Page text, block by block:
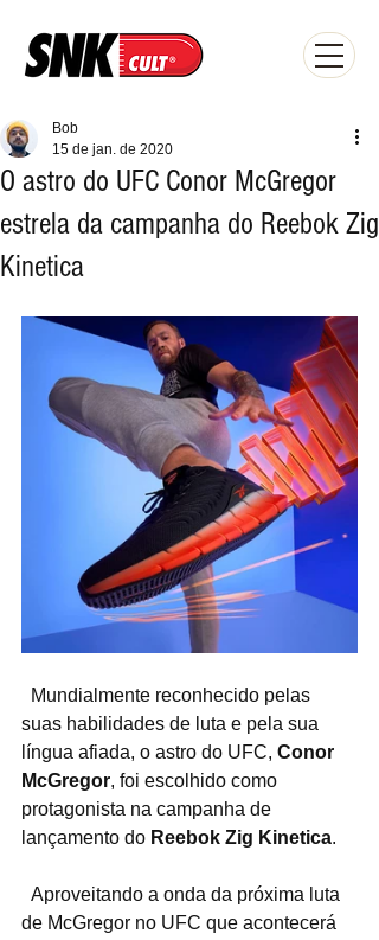
O astro do UFC Conor McGregor
estrela da campanha do Reebok Zig
Kinetica
Bob
15 de jan. de 2020
suas habilidades de luta e pela sua
língua afiada, o astro do UFC, Conor
McGregor, foi escolhido como
protagonista na campanha de
lançamento do Reebok Zig Kinetica.
de McGregor no UFC que acontecerá